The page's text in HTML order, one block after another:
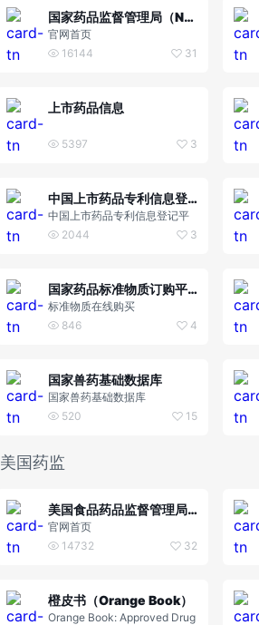
国家药品监督管理局（NMPA）
官网首页
16144
31
上市药品信息
5397 3
中国上市药品专利信息登记平台
中国上市药品专利信息登记平
台 2044 3
国家药品标准物质订购平台
标准物质在线购买
846
4
国家兽药基础数据库
国家兽药基础数据库
520
15
美国药监
美国食品药品监督管理局（FDA）
官网首页
14732
32
橙皮书（Orange Book）
Orange Book: Approved Drug